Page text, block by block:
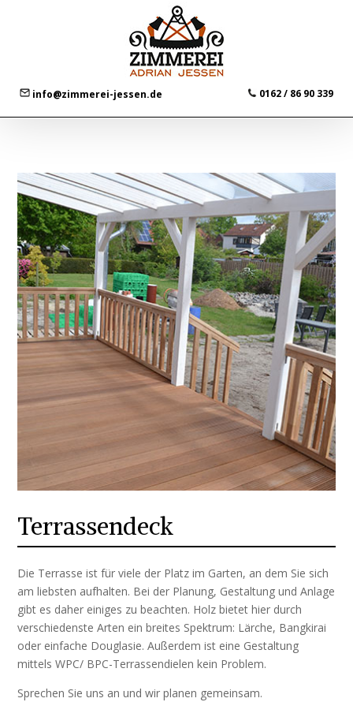
0162 / 86 90 339
info@zimmerei-jessen.de
Terrassendeck
Die Terrasse ist für viele der Platz im Garten, an dem Sie sich
am liebsten aufhalten. Bei der Planung, Gestaltung und Anlage
gibt es daher einiges zu beachten. Holz bietet hier durch
verschiedenste Arten ein breites Spektrum: Lärche, Bangkirai
oder einfache Douglasie.Außerdem ist eine Gestaltung
mittels WPC/ BPC-Terrassendielen kein Problem.
Sprechen Sie uns an und wir planen gemeinsam.